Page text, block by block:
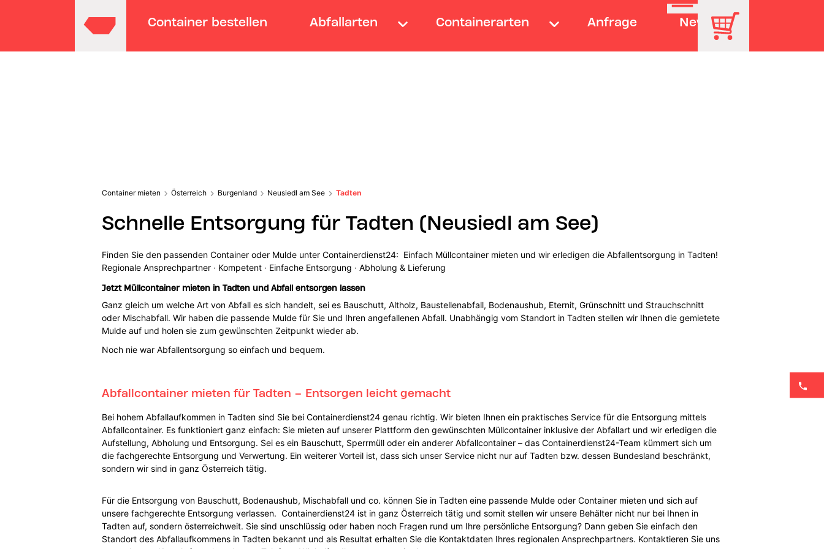
Container bestellen Abfallarten Containerarten Anfrage News
Container mieten Österreich Burgenland Neusiedl am See Tadten
Schnelle Entsorgung für Tadten (Neusiedl am See)
Finden Sie den passenden Container oder Mulde unter Containerdienst24: Einfach Müllcontainer mieten und wir erledigen die Abfallentsorgung in Tadten!
Regionale Ansprechpartner · Kompetent · Einfache Entsorgung · Abholung & Lieferung
Jetzt Müllcontainer mieten in Tadten und Abfall entsorgen lassen
Ganz gleich um welche Art von Abfall es sich handelt, sei es Bauschutt, Altholz, Baustellenabfall, Bodenaushub, Eternit, Grünschnitt und Strauchschnitt
oder Mischabfall. Wir haben die passende Mulde für Sie und Ihren angefallenen Abfall. Unabhängig vom Standort in Tadten stellen wir Ihnen die gemietete
Mulde auf und holen sie zum gewünschten Zeitpunkt wieder ab.
Noch nie war Abfallentsorgung so einfach und bequem.
Abfallcontainer mieten für Tadten – Entsorgen leicht gemacht
Bei hohem Abfallaufkommen in Tadten sind Sie bei Containerdienst24 genau richtig. Wir bieten Ihnen ein praktisches Service für die Entsorgung mittels
Abfallcontainer. Es funktioniert ganz einfach: Sie mieten auf unserer Plattform den gewünschten Müllcontainer inklusive der Abfallart und wir erledigen die
Aufstellung, Abholung und Entsorgung. Sei es ein Bauschutt, Sperrmüll oder ein anderer Abfallcontainer – das Containerdienst24-Team kümmert sich um
die fachgerechte Entsorgung und Verwertung. Ein weiterer Vorteil ist, dass sich unser Service nicht nur auf Tadten bzw. dessen Bundesland beschränkt,
sondern wir sind in ganz Österreich tätig.
Für die Entsorgung von Bauschutt, Bodenaushub, Mischabfall und co. können Sie in Tadten eine passende Mulde oder Container mieten und sich auf
unsere fachgerechte Entsorgung verlassen. Containerdienst24 ist in ganz Österreich tätig und somit stellen wir unsere Behälter nicht nur bei Ihnen in
Tadten auf, sondern österreichweit. Sie sind unschlüssig oder haben noch Fragen rund um Ihre persönliche Entsorgung? Dann geben Sie einfach den
Standort des Abfallaufkommens in Tadten bekannt und als Resultat erhalten Sie die Kontaktdaten Ihres regionalen Ansprechpartners. Kontaktieren Sie uns